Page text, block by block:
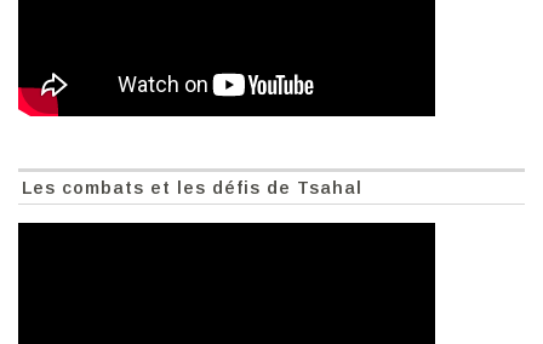
Les combats et les défis de Tsahal